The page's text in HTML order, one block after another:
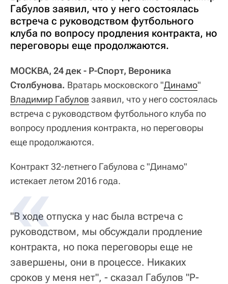
Габулов заявил, что у него состоялась
встреча с руководством футбольного
клуба по вопросу продления контракта, но
переговоры еще продолжаются.
МОСКВА, 24 дек - Р-Спорт, Вероника
Столбунова. Вратарь московского "Динамо"
Владимир Габулов заявил, что у него состоялась
встреча с руководством футбольного клуба по
вопросу продления контракта, но переговоры
еще продолжаются.
Контракт 32-летнего Габулова с "Динамо"
истекает летом 2016 года.
"В ходе отпуска у нас была встреча с
руководством, мы обсуждали продление
контракта, но пока переговоры еще не
завершены, они в процессе. Никаких
сроков у меня нет", - сказал Габулов "Р-